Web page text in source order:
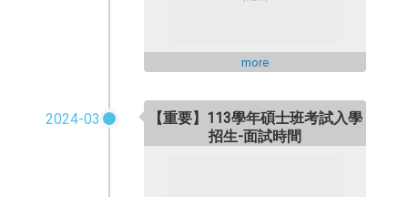
more
2024-03
【重要】113學年碩士班考試入學
招生-面試時間